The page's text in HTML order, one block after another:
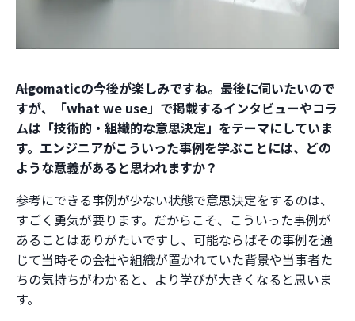
――Algomaticの今後が楽しみですね。最後に伺いたいので
すが、「what we use」で掲載するインタビューやコラ
ムは「技術的・組織的な意思決定」をテーマにしていま
す。エンジニアがこういった事例を学ぶことには、どの
ような意義があると思われますか？
参考にできる事例が少ない状態で意思決定をするのは、
すごく勇気が要ります。だからこそ、こういった事例が
あることはありがたいですし、可能ならばその事例を通
じて当時その会社や組織が置かれていた背景や当事者た
ちの気持ちがわかると、より学びが大きくなると思いま
す。